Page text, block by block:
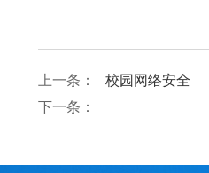
上一条：
校园网络安全
下一条：